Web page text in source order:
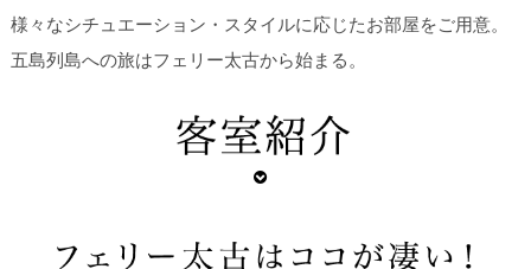
様々なシチュエーション・スタイルに応じたお部屋をご用意。
五島列島への旅はフェリー太古から始まる。